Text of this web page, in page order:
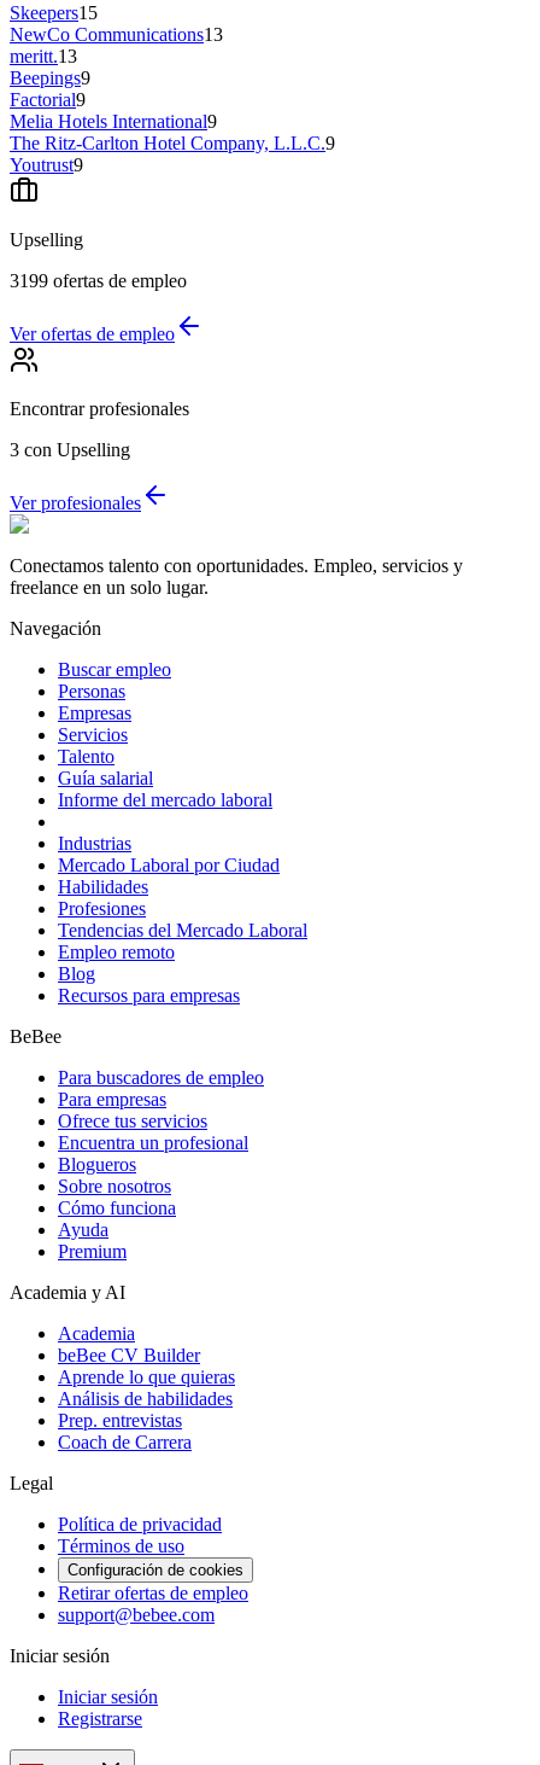
Skeepers15
NewCo Communications13
meritt.13
Beepings9
Factorial9
Melia Hotels International9
The Ritz-Carlton Hotel Company, L.L.C.9
Youtrust9
Upselling
3199 ofertas de empleo
Ver ofertas de empleo
Encontrar profesionales
3 con Upselling
Ver profesionales
Conectamos talento con oportunidades. Empleo, servicios y
freelance en un solo lugar.
Navegación
Buscar empleo
Personas
Empresas
Servicios
Talento
Guía salarial
Informe del mercado laboral
Industrias
Mercado Laboral por Ciudad
Habilidades
Profesiones
Tendencias del Mercado Laboral
Empleo remoto
Blog
Recursos para empresas
BeBee
Para buscadores de empleo
Para empresas
Ofrece tus servicios
Encuentra un profesional
Blogueros
Sobre nosotros
Cómo funciona
Ayuda
Premium
Academia y AI
Academia
beBee CV Builder
Aprende lo que quieras
Análisis de habilidades
Prep. entrevistas
Coach de Carrera
Legal
Política de privacidad
Términos de uso
Configuración de cookies
Retirar ofertas de empleo
support@bebee.com
Iniciar sesión
Iniciar sesión
Registrarse